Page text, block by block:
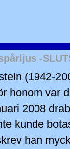
-
(1942-
honom var
2008
kunde
han